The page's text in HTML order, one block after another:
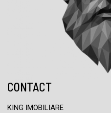
CONTACT
KING IMOBILIARE